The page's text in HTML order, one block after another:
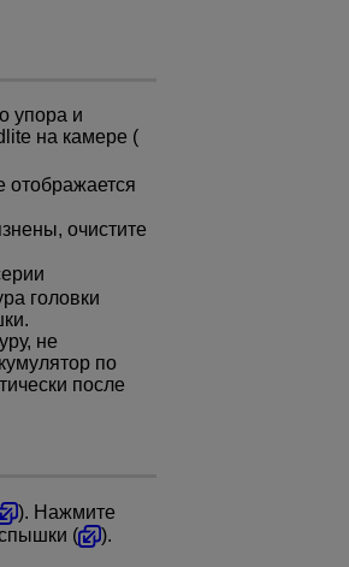
упора и
на камере (
очистите
головки
не
по
после
). Нажмите
(
).